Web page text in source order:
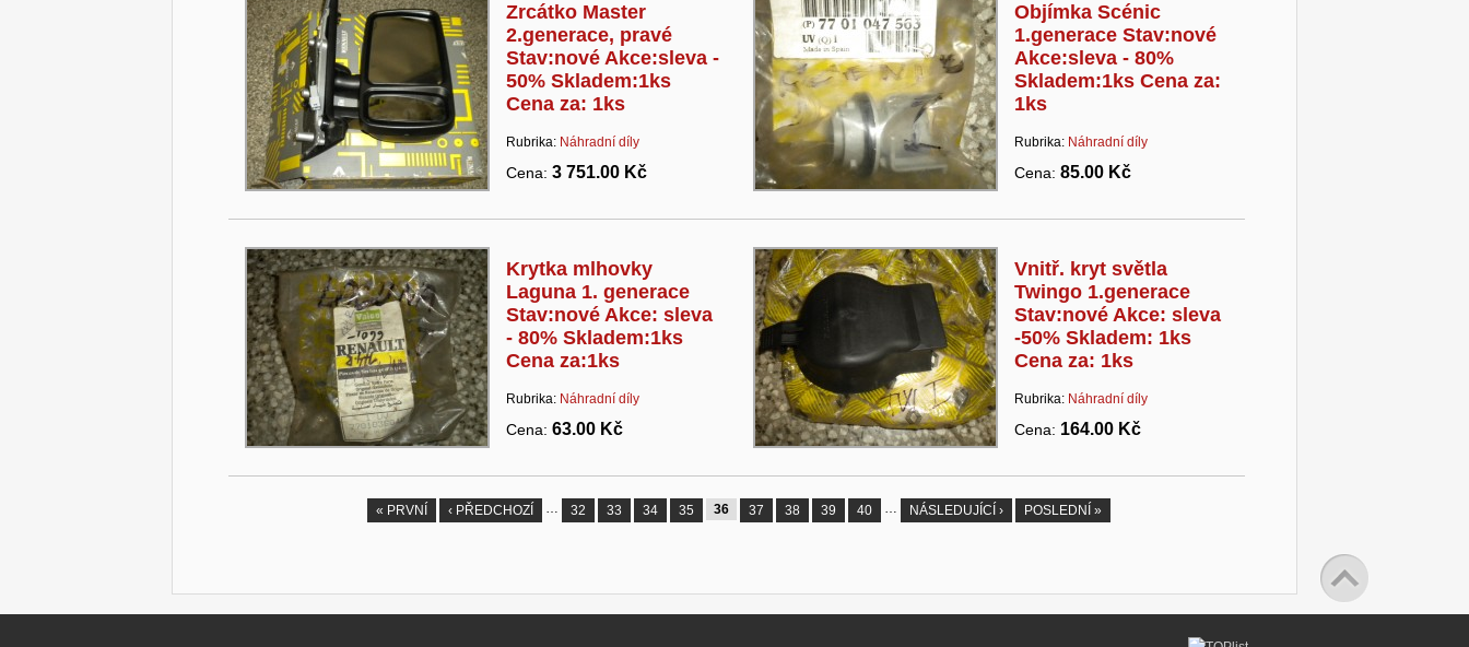
Zrcátko Master
2.generace, pravé
Stav:nové Akce:sleva -
50% Skladem:1ks
Cena za: 1ks
Rubrika: Náhradní díly
Cena: 3 751.00 Kč
Objímka Scénic
1.generace Stav:nové
Akce:sleva - 80%
Skladem:1ks Cena za:
1ks
Rubrika: Náhradní díly
Cena: 85.00 Kč
Krytka mlhovky
Laguna 1. generace
Stav:nové Akce: sleva
- 80% Skladem:1ks
Cena za:1ks
Rubrika: Náhradní díly
Cena: 63.00 Kč
Vnitř. kryt světla
Twingo 1.generace
Stav:nové Akce: sleva
-50% Skladem: 1ks
Cena za: 1ks
Rubrika: Náhradní díly
Cena: 164.00 Kč
« PRVNÍ ‹ PŘEDCHOZÍ … 32 33 34 35 36 37 38 39 40 … NÁSLEDUJÍCÍ › POSLEDNÍ »